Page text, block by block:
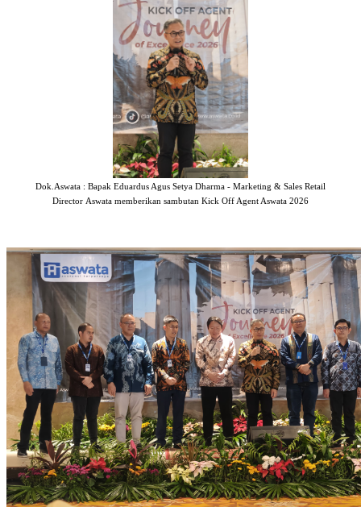
Dok.Aswata : Bapak Eduardus Agus Setya Dharma - Marketing & Sales Retail
Director Aswata memberikan sambutan Kick Off Agent Aswata 2026